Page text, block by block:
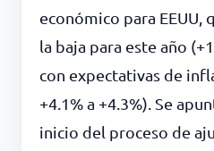
económico para EEUU,
la baja para este año
con expectativas de
+4.1% a +4.3%). Se
inicio del proceso de